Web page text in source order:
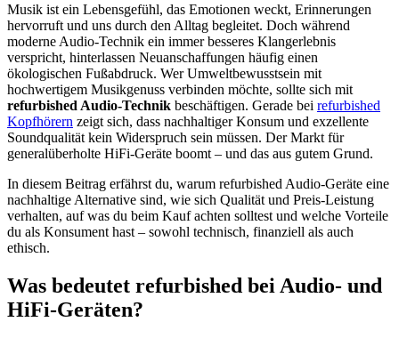
Musik ist ein Lebensgefühl, das Emotionen weckt, Erinnerungen
hervorruft und uns durch den Alltag begleitet. Doch während
moderne Audio-Technik ein immer besseres Klangerlebnis
verspricht, hinterlassen Neuanschaffungen häufig einen
ökologischen Fußabdruck. Wer Umweltbewusstsein mit
hochwertigem Musikgenuss verbinden möchte, sollte sich mit
refurbished Audio-Technik beschäftigen. Gerade bei refurbished
Kopfhörern zeigt sich, dass nachhaltiger Konsum und exzellente
Soundqualität kein Widerspruch sein müssen. Der Markt für
generalüberholte HiFi-Geräte boomt – und das aus gutem Grund.
In diesem Beitrag erfährst du, warum refurbished Audio-Geräte eine
nachhaltige Alternative sind, wie sich Qualität und Preis-Leistung
verhalten, auf was du beim Kauf achten solltest und welche Vorteile
du als Konsument hast – sowohl technisch, finanziell als auch
ethisch.
Was bedeutet refurbished bei Audio- und
HiFi-Geräten?